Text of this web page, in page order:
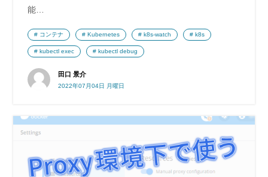
能…
田口 景介
2022年07月04日 月曜日
コンテナ Kubernetes k8s-watch k8s
kubectl exec kubectl debug